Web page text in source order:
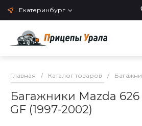
Екатеринбург
Главная / Каталог товаров /
Багажники Mazda
GF (1997-2002)